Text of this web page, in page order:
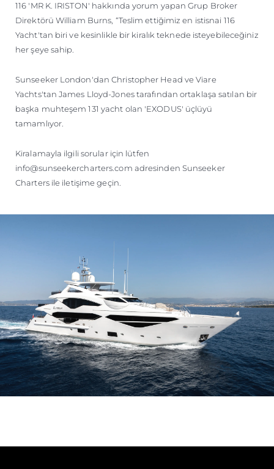
116 'MR K. IRISTON' hakkında yorum yapan Grup Broker
Direktörü William Burns, “Teslim ettiğimiz en istisnai 116
Yacht'tan biri ve kesinlikle bir kiralık teknede isteyebileceğiniz
her şeye sahip.
Sunseeker London'dan Christopher Head ve Viare
Yachts'tan James Lloyd-Jones tarafından ortaklaşa satılan bir
başka muhteşem 131 yacht olan 'EXODUS' üçlüyü
tamamlıyor.
Kiralamayla ilgili sorular için lütfen
info@sunseekercharters.com adresinden Sunseeker
Charters ile iletişime geçin.